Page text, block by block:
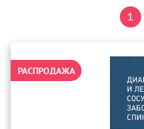
1
РАСПРОДАЖА